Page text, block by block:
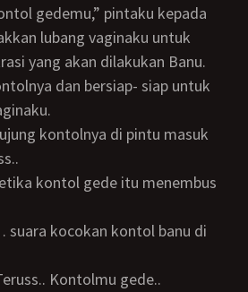
gedemu,” pintaku kepada
lubang vaginaku untuk
yang akan dilakukan Banu.
Teruss.. Kontolmu gede..